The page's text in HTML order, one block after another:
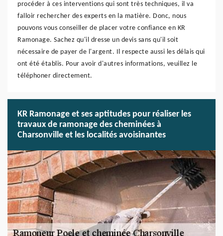
procéder à ces interventions qui sont très techniques, il va
falloir rechercher des experts en la matière. Donc, nous
pouvons vous conseiller de placer votre confiance en KR
Ramonage. Sachez qu'il dresse un devis sans qu'il soit
nécessaire de payer de l'argent. Il respecte aussi les délais qui
ont été établis. Pour avoir d'autres informations, veuillez le
téléphoner directement.
KR Ramonage et ses aptitudes pour réaliser les
travaux de ramonage des cheminées à
Charsonville et les localités avoisinantes